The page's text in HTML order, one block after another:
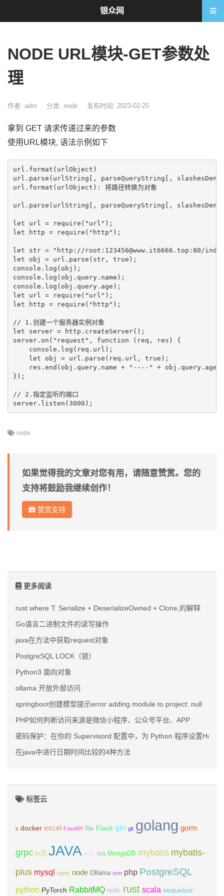
NODE URL模块-GET参数处
理
作者: adm 分类: node 发布时间: 2023-02-25
拿到 GET 请求传递过来的参数
使用URL模块, 语法示例如下
url.format(urlObject)
url.parse(urlString[, parseQueryString[,
url.format(urlObject): 将路径转换为对象
url.parse(urlString[, parseQueryString[,
let url = require("url");
let http = require("http");
let str = "http://root:123456@www.it6666.top:80/
let obj = url.parse(str, true);
console.log(obj);
console.log(obj.query.name);
console.log(obj.query.age);
let url = require("url");
let http = require("http");
// 1.创建一个服务器实例对象
let server = http.createServer();
server.on("request", function (req, res) {
    console.log(req.url);
    let obj = url.parse(req.url, true);
res.end(obj.query.name + "----" +
});
// 2.指定监听的端口
node
如果觉得我的文章对您有用，请随意赞赏。您的
支持将鼓励我继续创作！
赞赏支持
更多阅读
rust where T: Serialize + DeserializeOwned + Clone,的解释
Go语言二进制文件的读写操作
java在方法中获取request对象
PostgreSQL LOCK（锁）
Python3 面向对象
ollama 开放外部访问
springboot创建模型提示error adding module to project: null
PHP如何判断访问来源是微信小程序、公众号平台、APP
密码保护：在你的 Supervisord 配置中，为 Python 程序设置
在java中进行日期时间比较的4种方法
标签云
c docker excel FastAPI file Flask gin git golang gorm
grpc io流 JAVA linux lua MongoDB mybatis mybatis-
plus mysql nginx node Ollama orm php PostgreSQL
python PyTorch RabbitMQ redis rust scala sequelize
银众网